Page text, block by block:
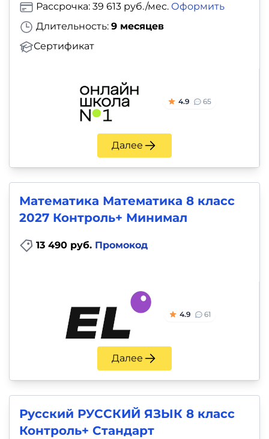
Длительность: 9 месяцев
Сертификат
Рассрочка: 39 613 руб./мес. Оформить
4.9 65
Далее
Математика Математика 8 класс
2027 Контроль+ Минимал
13 490 руб. Промокод
4.9 61
Далее
Русский РУССКИЙ ЯЗЫК 8 класс
Контроль+ Стандарт